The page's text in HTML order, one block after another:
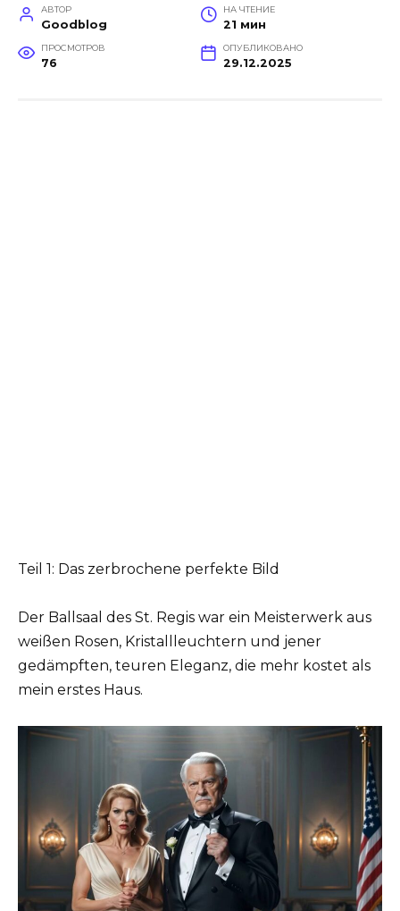
АВТОР
Goodblog
НА ЧТЕНИЕ
21 мин
ПРОСМОТРОВ
76
ОПУБЛИКОВАНО
29.12.2025
Teil 1: Das zerbrochene perfekte Bild
Der Ballsaal des St. Regis war ein Meisterwerk aus
weißen Rosen, Kristallleuchtern und jener
gedämpften, teuren Eleganz, die mehr kostet als
mein erstes Haus.